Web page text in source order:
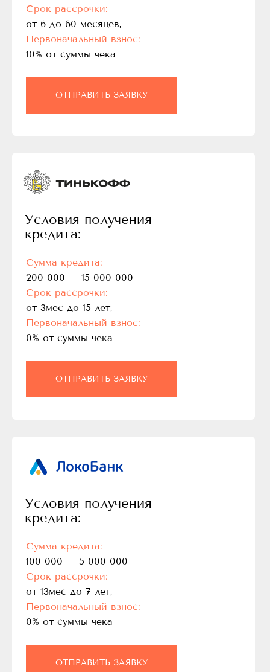
ОТПРАВИТЬ ЗАЯВКУ
Срок рассрочки:
от 6 до 60 месяцев,
Первоначальный взнос:
10% от суммы чека
Условия получения
кредита:
ОТПРАВИТЬ ЗАЯВКУ
Сумма кредита:
200 000 – 15 000 000
Срок рассрочки:
от 3мес до 15 лет,
Первоначальный взнос:
0% от суммы чека
Условия получения
кредита:
ОТПРАВИТЬ ЗАЯВКУ
Сумма кредита:
100 000 – 5 000 000
Срок рассрочки:
от 13мес до 7 лет,
Первоначальный взнос:
0% от суммы чека